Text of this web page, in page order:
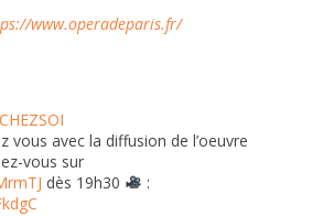
www.operadeparis.fr/
vous avec la diffusion de l’oeuvre
vous sur
dès 19h30
: